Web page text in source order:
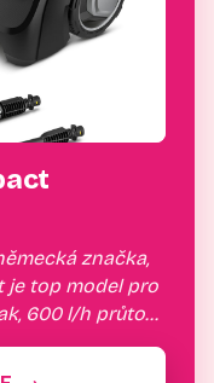
značka,
je top model pro
600 l/h průtok.
let bez údržby.